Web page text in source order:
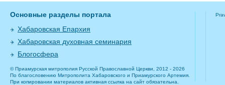
Основные разделы портала
Хабаровская Епархия
Хабаровская духовная семинария
Блогосфера
© Приамурская митрополия Русской Православной Церкви, 2012 - 2026
По благословению Митрополита Хабаровского и Приамурского Артемия.
При копировании материалов активная ссылка на сайт обязательна.